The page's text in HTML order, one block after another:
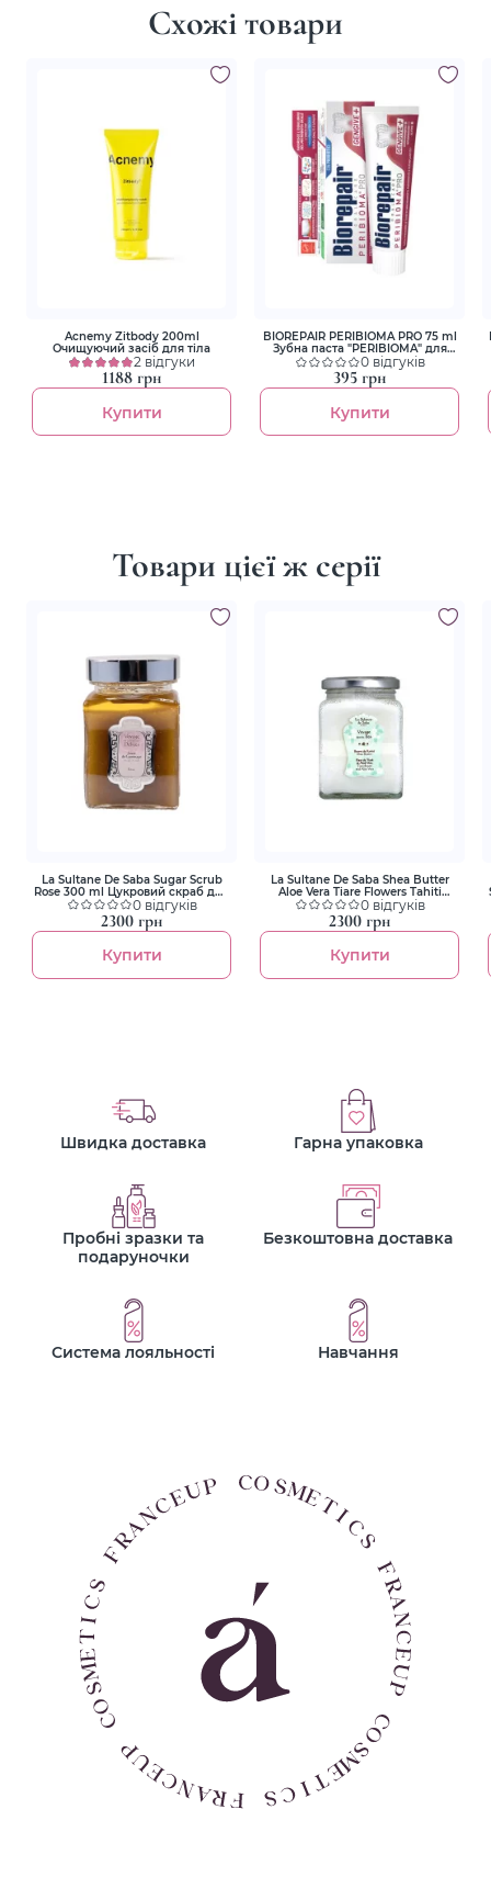
Схожі товари
Acnemy Zitbody 200ml
Очищуючий засіб для тіла
2 відгуки
1188 грн
Купити
BIOREPAIR PERIBIOMA PRO 75 ml
Зубна паста "PERIBIOMA" для
лікування та профілактики
захворювання ясен і слизової
0 відгуків
395 грн
Купити
Товари цієї ж серії
La Sultane De Saba Sugar Scrub
Rose 300 ml Цукровий скраб для
тіла Троянда
0 відгуків
2300 грн
Купити
La Sultane De Saba Shea Butter
Aloe Vera Tiare Flowers Tahiti
300ml Масло Тіаре та Алое Вера
0 відгуків
2300 грн
Купити
Швидка доставка Гарна упаковка
Пробні зразки та
подаруночки
Безкоштовна доставка
Система лояльності Навчання